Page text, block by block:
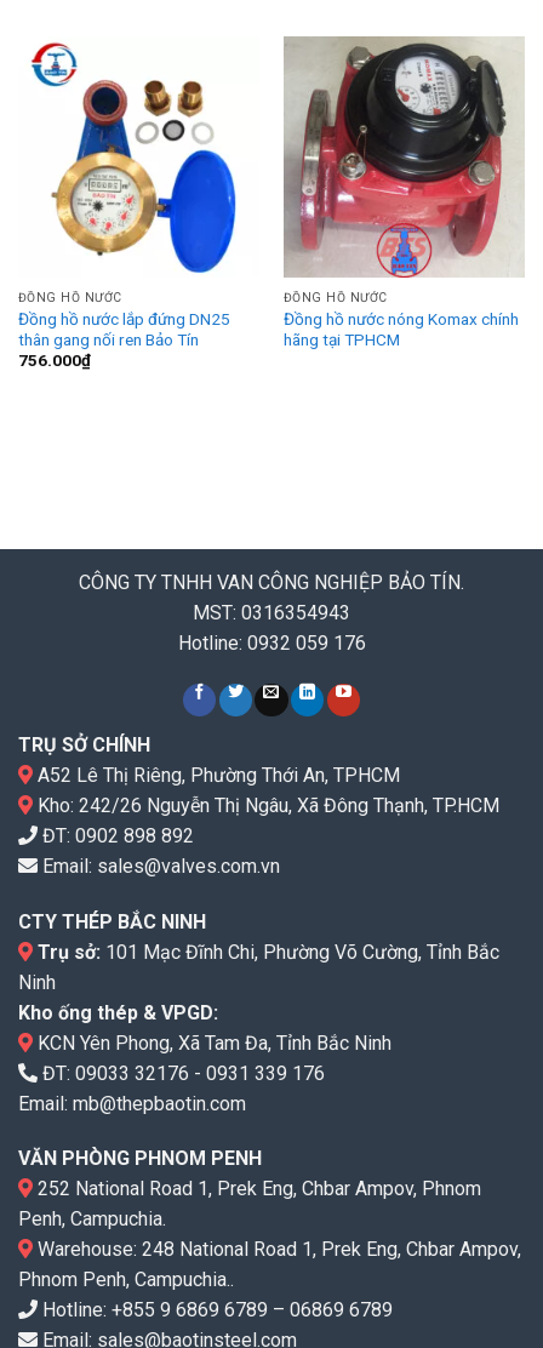
ĐỒNG HỒ NƯỚC
Đồng hồ nước lắp đứng DN25
thân gang nối ren Bảo Tín
756.000₫
ĐỒNG HỒ NƯỚC
Đồng hồ nước nóng Komax chính
hãng tại TPHCM
CÔNG TY TNHH VAN CÔNG NGHIỆP BẢO TÍN.
MST: 0316354943
Hotline: 0932 059 176
TRỤ SỞ CHÍNH
A52 Lê Thị Riêng, Phường Thới An, TPHCM
Kho: 242/26 Nguyễn Thị Ngâu, Xã Đông Thạnh, TP.HCM
ĐT: 0902 898 892
Email: sales@valves.com.vn
CTY THÉP BẮC NINH
Trụ sở: 101 Mạc Đĩnh Chi, Phường Võ Cường, Tỉnh Bắc
Ninh
Kho ống thép & VPGD:
KCN Yên Phong, Xã Tam Đa, Tỉnh Bắc Ninh
ĐT: 09033 32176 - 0931 339 176
Email: mb@thepbaotin.com
VĂN PHÒNG PHNOM PENH
252 National Road 1, Prek Eng, Chbar Ampov, Phnom
Penh, Campuchia.
Warehouse: 248 National Road 1, Prek Eng, Chbar Ampov,
Phnom Penh, Campuchia..
Hotline: +855 9 6869 6789 – 06869 6789
Email: sales@baotinsteel.com